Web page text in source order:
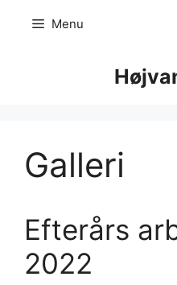
Menu
Galleri
Efterårs
2022